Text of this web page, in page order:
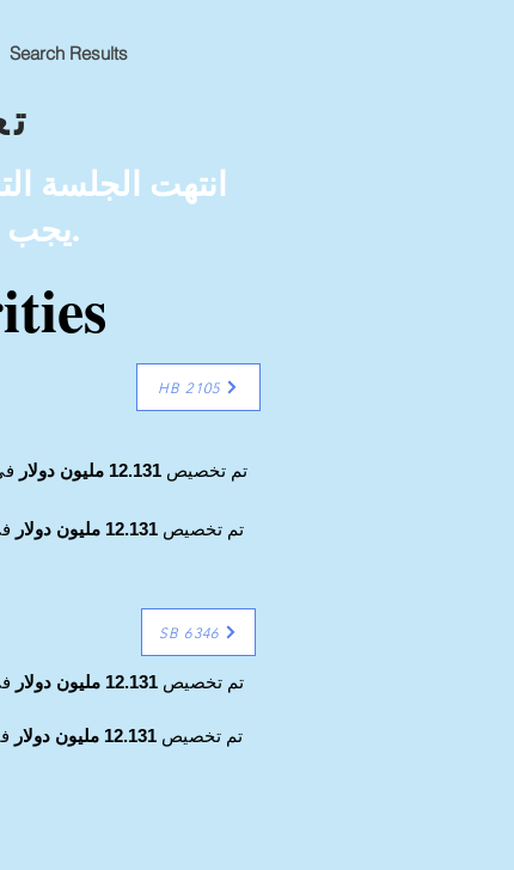
Search Results
يجب إعادة تقديمه في الدورة المقبلة (2023) وسيكون له أرقام جديدة.
HB 2105
تم تخصيص 12.131 مليون دولار
تم تخصيص 12.131 مليون دولار
تم تخصيص 12.131 مليون دولار
SB 6346
تم تخصيص 12.131 مليون دولار